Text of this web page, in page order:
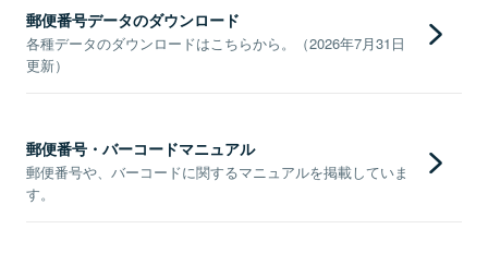
郵便番号データのダウンロード
各種データのダウンロードはこちらから。（2026年7月31日
更新）
郵便番号・バーコードマニュアル
郵便番号や、バーコードに関するマニュアルを掲載していま
す。